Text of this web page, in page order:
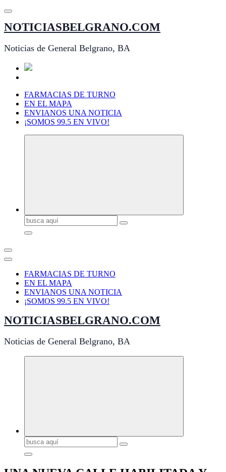
Saltar
contenido
NOTICIASBELGRANO.COM
Noticias de General Belgrano, BA
FARMACIAS DE TURNO
EN EL MAPA
ENVIANOS UNA NOTICIA
¡SOMOS 99.5 EN VIVO!
Buscar:
FARMACIAS DE TURNO
EN EL MAPA
ENVIANOS UNA NOTICIA
¡SOMOS 99.5 EN VIVO!
NOTICIASBELGRANO.COM
Noticias de General Belgrano, BA
Buscar: